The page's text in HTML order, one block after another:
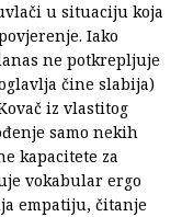
u situaciju koja
Iako
ne potkrepljuje
čine slabija)
iz vlastitog
samo nekih
kapacitete za
vokabular ergo
empatiju, čitanje